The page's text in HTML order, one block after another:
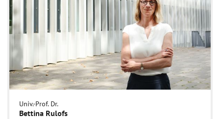
Univ.-Prof. Dr.
Bettina Rulofs